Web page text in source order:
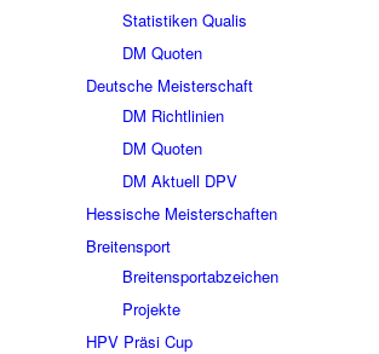
Statistiken Qualis
DM Quoten
Deutsche Meisterschaft
DM Richtlinien
DM Quoten
DM Aktuell DPV
Hessische Meisterschaften
Breitensport
Breitensportabzeichen
Projekte
HPV Präsi Cup